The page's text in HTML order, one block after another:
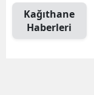
Kağıthane
Haberleri